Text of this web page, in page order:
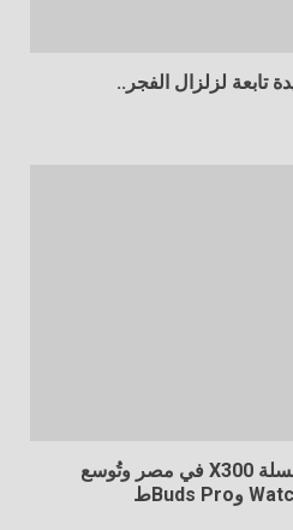
جديدة تابعة لزلزال الفجر..
شركة vivo تُطلق رسميًا سلسلة X300 في مصر وتُوسع